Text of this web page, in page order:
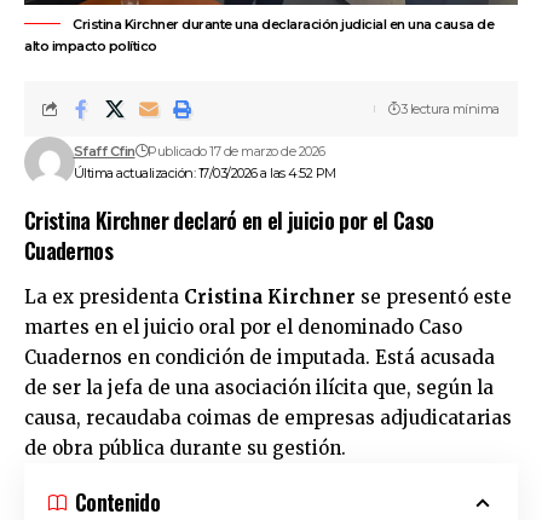
Cristina Kirchner durante una declaración judicial en una causa de
alto impacto político
Última actualización: 17/03/2026 a las 4:52 PM
Sfaff Cfin Publicado 17 de marzo de 2026
3 lectura mínima
Cristina Kirchner declaró en el juicio por el Caso
Cuadernos
La ex presidenta Cristina Kirchner se presentó este
martes en el juicio oral por el denominado Caso
Cuadernos en condición de imputada. Está acusada
de ser la jefa de una asociación ilícita que, según la
causa, recaudaba coimas de empresas adjudicatarias
de obra pública durante su gestión.
Contenido